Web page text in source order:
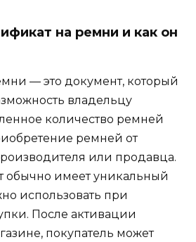
на ремни и как он
— это документ, который
владельцу
количество ремней
ремней от
или продавца.
обычно имеет уникальный
использовать при
После активации
покупатель может